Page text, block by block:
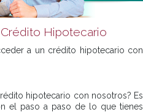
Hipotecario
a un crédito hipotecario con
hipotecario con nosotros? Es
el paso a paso de lo que tienes